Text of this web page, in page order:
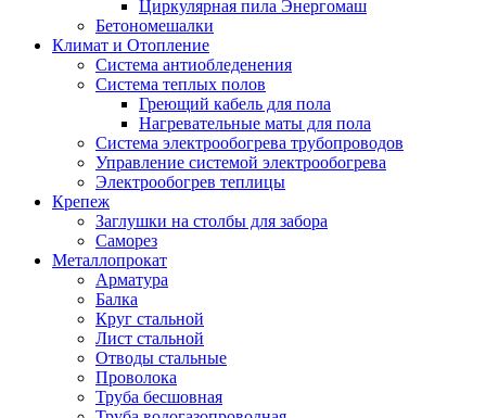
Циркулярная пила Энергомаш
Бетономешалки
Климат и Отопление
Система антиобледенения
Система теплых полов
Греющий кабель для пола
Нагревательные маты для пола
Система электрообогрева трубопроводов
Управление системой электрообогрева
Электрообогрев теплицы
Крепеж
Заглушки на столбы для забора
Саморез
Металлопрокат
Арматура
Балка
Круг стальной
Лист стальной
Отводы стальные
Проволока
Труба бесшовная